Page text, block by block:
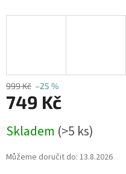
999 Kč –25 %
749 Kč
cena:
Skladem (>5 ks)
Můžeme doručit do: 13.8.2026